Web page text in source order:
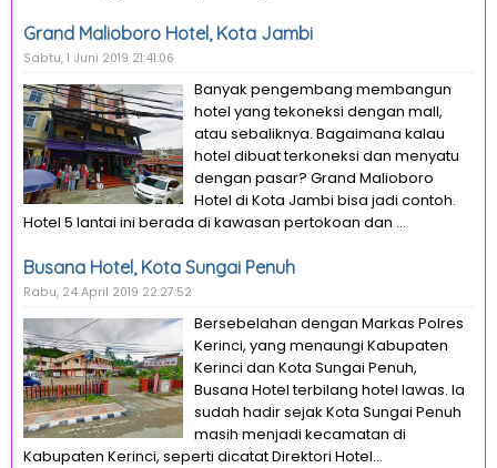
Grand Malioboro Hotel, Kota Jambi
Sabtu, 1 Juni 2019 21:41:06
Banyak pengembang membangun
hotel yang tekoneksi dengan mall,
atau sebaliknya. Bagaimana kalau
hotel dibuat terkoneksi dan menyatu
dengan pasar? Grand Malioboro
Hotel di Kota Jambi bisa jadi contoh.
Hotel 5 lantai ini berada di kawasan pertokoan dan ...
Busana Hotel, Kota Sungai Penuh
Rabu, 24 April 2019 22:27:52
Bersebelahan dengan Markas Polres
Kerinci, yang menaungi Kabupaten
Kerinci dan Kota Sungai Penuh,
Busana Hotel terbilang hotel lawas. Ia
sudah hadir sejak Kota Sungai Penuh
masih menjadi kecamatan di
Kabupaten Kerinci, seperti dicatat Direktori Hotel...